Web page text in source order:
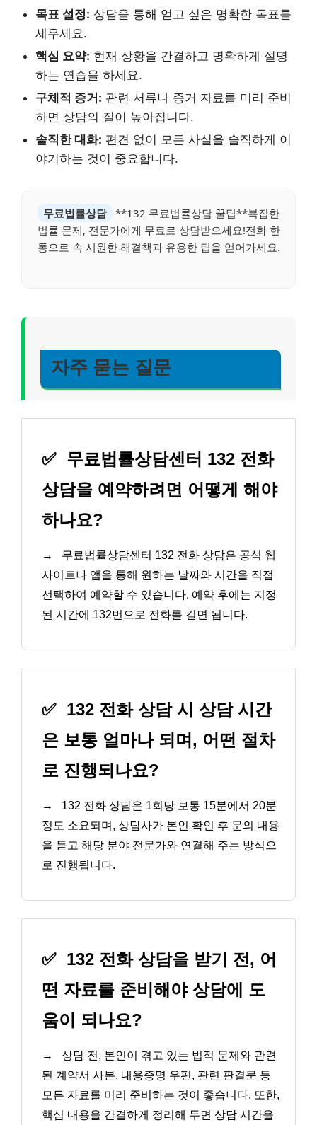
목표 설정: 상담을 통해 얻고 싶은 명확한 목표를
세우세요.
핵심 요약: 현재 상황을 간결하고 명확하게 설명
하는 연습을 하세요.
구체적 증거: 관련 서류나 증거 자료를 미리 준비
하면 상담의 질이 높아집니다.
솔직한 대화: 편견 없이 모든 사실을 솔직하게 이
야기하는 것이 중요합니다.
무료법률상담 **132 무료법률상담 꿀팁**복잡한
법률 문제, 전문가에게 무료로 상담받으세요!전화 한
통으로 속 시원한 해결책과 유용한 팁을 얻어가세요.
자주 묻는 질문
✅ 무료법률상담센터 132 전화
상담을 예약하려면 어떻게 해야
하나요?
→
무료법률상담센터 132 전화 상담은 공식 웹
사이트나 앱을 통해 원하는 날짜와 시간을 직접
선택하여 예약할 수 있습니다. 예약 후에는 지정
된 시간에 132번으로 전화를 걸면 됩니다.
✅ 132 전화 상담 시 상담 시간
은 보통 얼마나 되며, 어떤 절차
로 진행되나요?
→
132 전화 상담은 1회당 보통 15분에서 20분
정도 소요되며, 상담사가 본인 확인 후 문의 내용
을 듣고 해당 분야 전문가와 연결해 주는 방식으
로 진행됩니다.
✅ 132 전화 상담을 받기 전, 어
떤 자료를 준비해야 상담에 도
움이 되나요?
→
상담 전, 본인이 겪고 있는 법적 문제와 관련
된 계약서 사본, 내용증명 우편, 관련 판결문 등
모든 자료를 미리 준비하는 것이 좋습니다. 또한,
핵심 내용을 간결하게 정리해 두면 상담 시간을